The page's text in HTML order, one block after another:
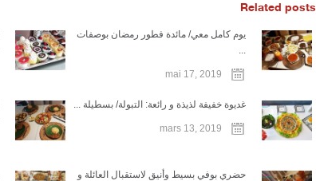
Related posts
يوم كامل معي/ مائدة فطور رمضان بوصفات
mai 17, 2019
غديوة خفيفة لذيذة و رائعة: التبولة/ بسطيلة ...
mars 13, 2019
حضري بوفي بسيط وأنيق لاستقبال العائلة و